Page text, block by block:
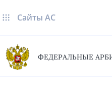
Сайты AC
ФЕДЕРАЛЬНЫЕ